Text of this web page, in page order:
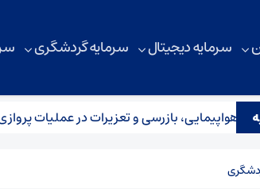
سرمایه دیجیتال سرمایه گردشگری
بازرسی و تعزیرات در عملیات پروازی